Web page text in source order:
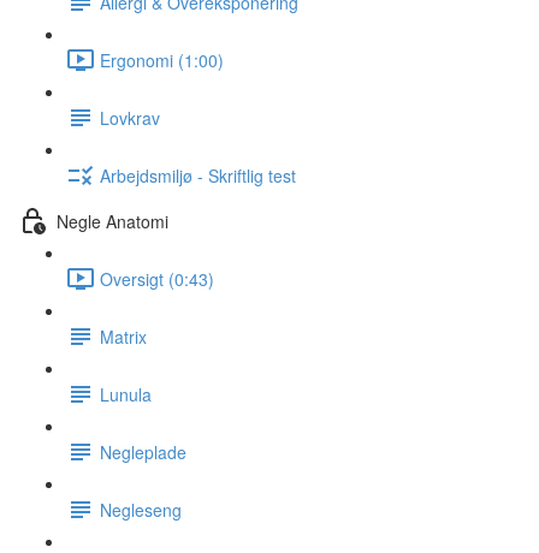
Ergonomi (1:00)
Lovkrav
Arbejdsmiljø - Skriftlig test
Negle Anatomi
Oversigt (0:43)
Matrix
Lunula
Negleplade
Negleseng